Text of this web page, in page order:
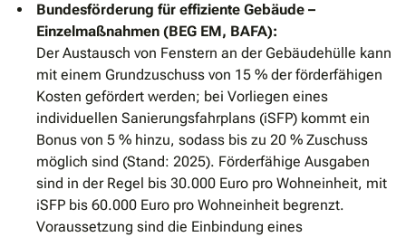
Bundesförderung für effiziente Gebäude –
Einzelmaßnahmen (BEG EM, BAFA):
Der Austausch von Fenstern an der Gebäudehülle kann
mit einem Grundzuschuss von 15 % der förderfähigen
Kosten gefördert werden; bei Vorliegen eines
individuellen Sanierungsfahrplans (iSFP) kommt ein
Bonus von 5 % hinzu, sodass bis zu 20 % Zuschuss
möglich sind (Stand: 2025). Förderfähige Ausgaben
sind in der Regel bis 30.000 Euro pro Wohneinheit, mit
iSFP bis 60.000 Euro pro Wohneinheit begrenzt.
Voraussetzung sind die Einbindung eines